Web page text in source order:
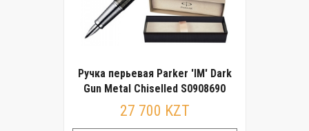
Ручка перьевая Parker 'IM' Dark
Gun Metal Chiselled S0908690
27 700 KZT